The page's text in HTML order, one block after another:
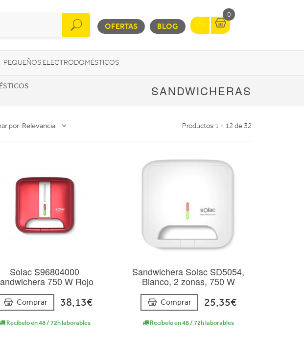
OFERTAS BLOG
0
PEQUEÑOS ELECTRODOMÉSTICOS
VÍDEO MOVILIDAD URBANA
SANDWICHERAS
por: Relevancia Productos 1 - 12 de 32
Solac S96804000
750 W Rojo
Comprar 38,13€
Recíbelo en 48 / 72h laborables
Sandwichera Solac SD5054,
Blanco, 2 zonas, 750 W
Comprar 25,35€
Recíbelo en 48 / 72h laborables